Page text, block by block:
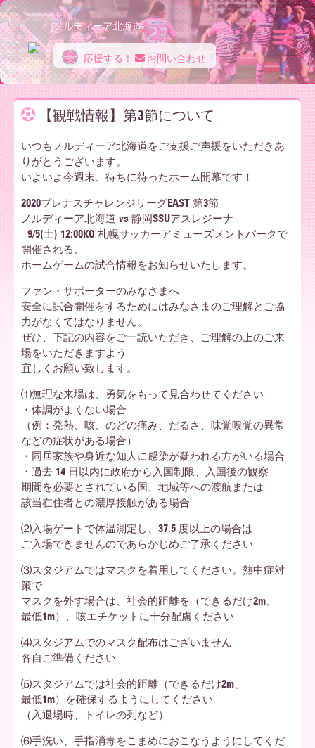
ノ
ル
デ
ィ
ー
ア
北
海
道
ノルディーア北海道
応援する！ お問い合わせ
【観戦情報】第3節について
いつもノルディーア北海道をご支援ご声援をいただきあ
りがとうございます。
いよいよ今週末、待ちに待ったホーム開幕です！
2020プレナスチャレンジリーグEAST 第3節
ノルディーア北海道 vs 静岡SSUアスレジーナ
9/5(土) 12:00KO 札幌サッカーアミューズメントパークで
開催される、
ホームゲームの試合情報をお知らせいたします。
ファン・サポーターのみなさまへ
安全に試合開催をするためにはみなさまのご理解とご協
力がなくてはなりません。
ぜひ、下記の内容をご一読いただき、ご理解の上のご来
場をいただきますよう
宜しくお願い致します。
⑴無理な来場は、勇気をもって見合わせてください
・体調がよくない場合
（例：発熱、咳、のどの痛み、だるさ、味覚嗅覚の異常
などの症状がある場合）
・同居家族や身近な知人に感染が疑われる方がいる場合
・過去 14 日以内に政府から入国制限、入国後の観察
期間を必要とされている国、地域等への渡航または
該当在住者との濃厚接触がある場合
⑵入場ゲートで体温測定し、37.5 度以上の場合は
ご入場できませんのであらかじめご了承ください
⑶スタジアムではマスクを着用してください。熱中症対
策で
マスクを外す場合は、社会的距離を（できるだけ2m、
最低1m）、咳エチケットに十分配慮ください
⑷スタジアムでのマスク配布はございません
各自ご準備ください
⑸スタジアムでは社会的距離（できるだけ2m、
最低1m）を確保するようにしてください
（入退場時、トイレの列など）
⑹手洗い、手指消毒をこまめにおこなうようにしてくだ